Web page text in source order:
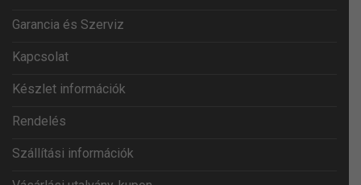
Garancia és Szerviz
Kapcsolat
Készlet információk
Rendelés
Szállítási információk